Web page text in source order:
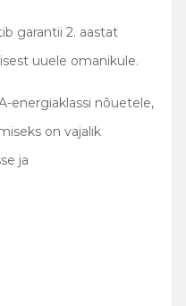
garantii 2. aastat
uuele omanikule.
energiaklassi nõuetele,
on vajalik
ja